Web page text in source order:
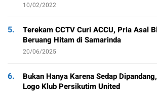
10/02/2022
5.
Terekam CCTV Curi ACCU, Pria Asal
Beruang Hitam di Samarinda
20/06/2025
6.
Bukan Hanya Karena Sedap
Logo Klub Persikutim United